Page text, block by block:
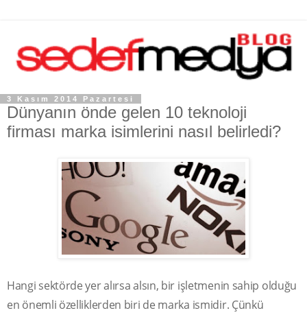
3 Kasım 2014 Pazartesi
Dünyanın önde gelen 10 teknoloji
firması marka isimlerini nasıl belirledi?
Hangi sektörde yer alırsa alsın, bir işletmenin sahip olduğu
en önemli özelliklerden biri de marka ismidir. Çünkü